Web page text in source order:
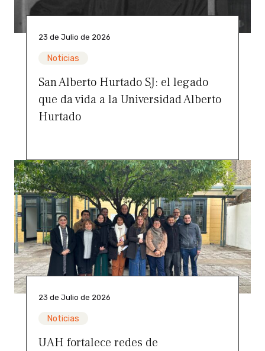
23 de Julio de 2026
Noticias
San Alberto Hurtado SJ: el legado
que da vida a la Universidad Alberto
Hurtado
23 de Julio de 2026
Noticias
UAH fortalece redes de